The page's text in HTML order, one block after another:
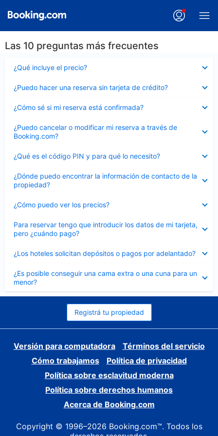
Las 10 preguntas más frecuentes
¿Qué incluye el precio?
cerrado
¿Puedo hacer una reserva sin tarjeta de crédito?
cerrado
¿Cómo sé si mi reserva está confirmada?
cerrado
¿Puedo cancelar o modificar mi reserva a través de
Booking.com?
cerrado
¿Qué es el código PIN y para qué lo necesito?
cerrado
¿Dónde puedo encontrar la información de contacto de la
propiedad?
cerrado
¿Cómo puedo ver los precios?
cerrado
Para reservar tengo que introducir los datos de mi tarjeta,
pero ¿cuándo pago?
cerrado
¿Los hoteles solicitan depósitos o pagos por adelantado?
cerrado
¿Es posible conseguir una cama extra o una cuna para un
menor?
cerrado
Registrá tu propiedad
Versión para computadora
Términos del servicio
Cómo trabajamos
Política de privacidad
Política sobre esclavitud moderna
Política sobre derechos humanos
Acerca de Booking.com
Copyright © 1996–2026 Booking.com™. Todos los